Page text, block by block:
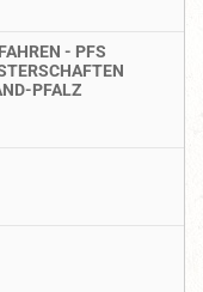
- PFS
PFALZ